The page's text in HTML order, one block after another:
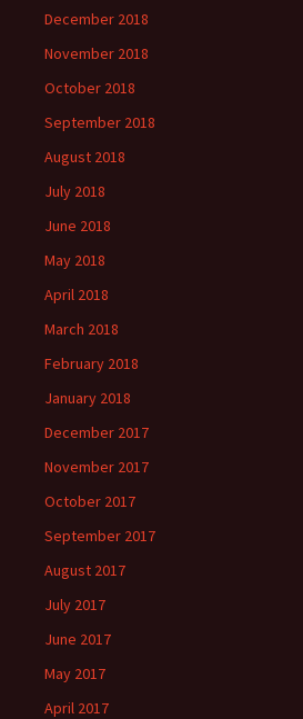
December 2018
November 2018
October 2018
September 2018
August 2018
July 2018
June 2018
May 2018
April 2018
March 2018
February 2018
January 2018
December 2017
November 2017
October 2017
September 2017
August 2017
July 2017
June 2017
May 2017
April 2017